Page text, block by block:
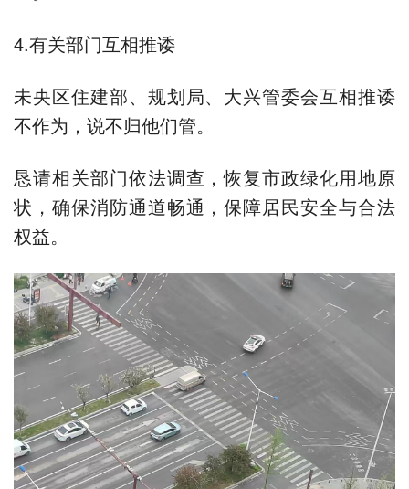
4.有关部门互相推诿
未央区住建部、规划局、大兴管委会互相推诿
不作为，说不归他们管。
恳请相关部门依法调查，恢复市政绿化用地原
状，确保消防通道畅通，保障居民安全与合法
权益。